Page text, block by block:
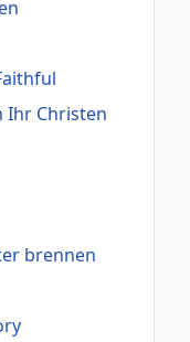
Ihr Christen
brennen